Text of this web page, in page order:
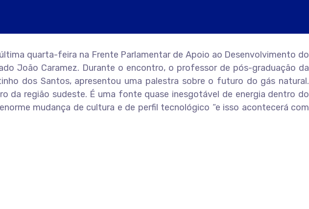
quarta-feira na Frente Parlamentar de Apoio ao Desenvolvimento do
João Caramez. Durante o encontro, o professor de pós-graduação da
dos Santos, apresentou uma palestra sobre o futuro do gás natural.
da região sudeste. É uma fonte quase inesgotável de energia dentro do
mudança de cultura e de perfil tecnológico “e isso acontecerá com